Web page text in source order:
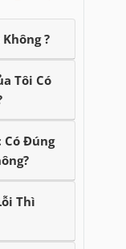
?
Tôi Có
Có Đúng
Thì